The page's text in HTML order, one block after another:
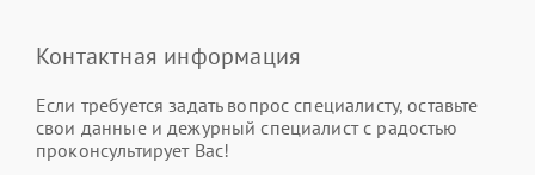
Контактная информация
Если требуется задать вопрос специалисту, оставьте
свои данные и дежурный специалист с радостью
проконсультирует Вас!